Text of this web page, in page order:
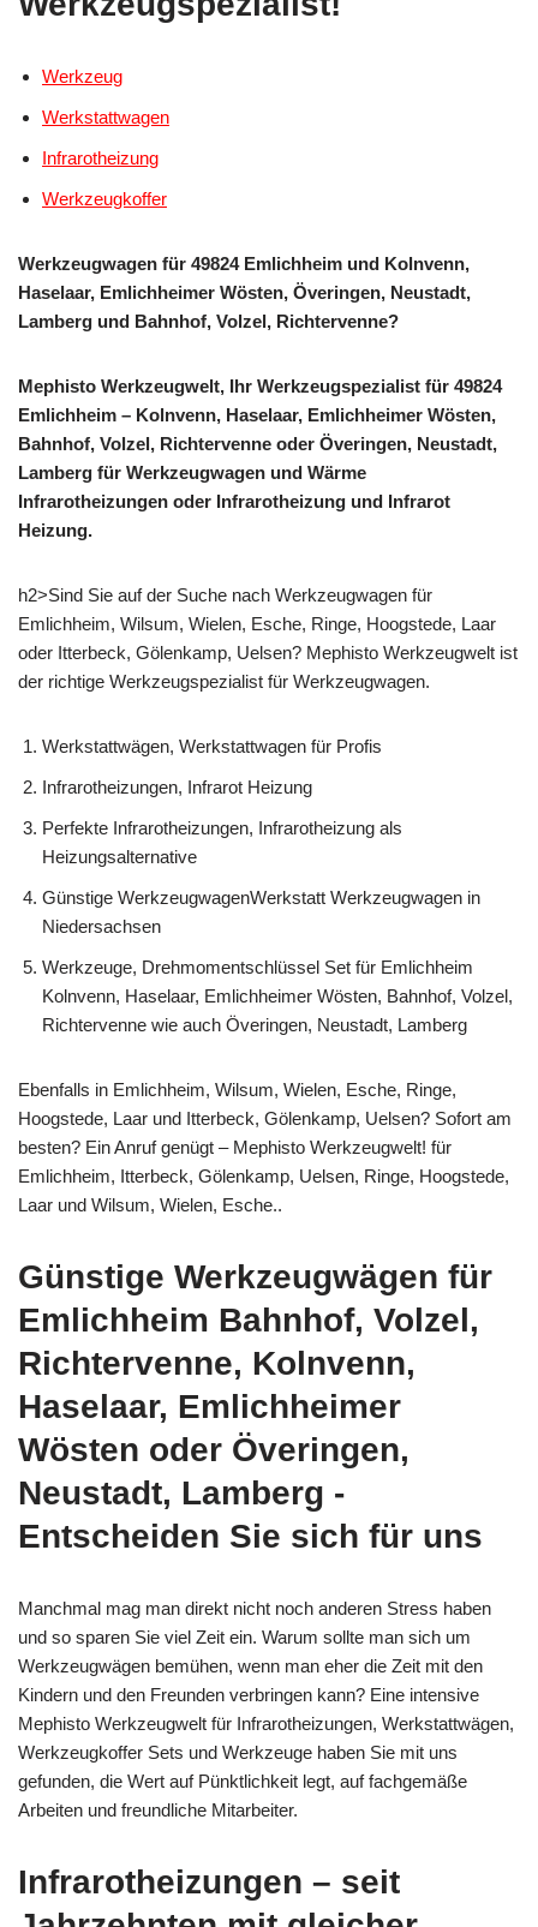
Werkzeug
Werkstattwagen
Infrarotheizung
Werkzeugkoffer
Werkzeugwagen für 49824 Emlichheim und Kolnvenn,
Haselaar, Emlichheimer Wösten, Överingen, Neustadt,
Lamberg und Bahnhof, Volzel, Richtervenne?
Mephisto Werkzeugwelt, Ihr Werkzeugspezialist für 49824
Emlichheim – Kolnvenn, Haselaar, Emlichheimer Wösten,
Bahnhof, Volzel, Richtervenne oder Överingen, Neustadt,
Lamberg für Werkzeugwagen und Wärme
Infrarotheizungen oder Infrarotheizung und Infrarot
Heizung.
h2>Sind Sie auf der Suche nach Werkzeugwagen für
Emlichheim, Wilsum, Wielen, Esche, Ringe, Hoogstede, Laar
oder Itterbeck, Gölenkamp, Uelsen? Mephisto Werkzeugwelt ist
der richtige Werkzeugspezialist für Werkzeugwagen.
Werkstattwägen, Werkstattwagen für Profis
Infrarotheizungen, Infrarot Heizung
Perfekte Infrarotheizungen, Infrarotheizung als
Heizungsalternative
Günstige WerkzeugwagenWerkstatt Werkzeugwagen in
Niedersachsen
Werkzeuge, Drehmomentschlüssel Set für Emlichheim
Kolnvenn, Haselaar, Emlichheimer Wösten, Bahnhof, Volzel,
Richtervenne wie auch Överingen, Neustadt, Lamberg
Ebenfalls in Emlichheim, Wilsum, Wielen, Esche, Ringe,
Hoogstede, Laar und Itterbeck, Gölenkamp, Uelsen? Sofort am
besten? Ein Anruf genügt – Mephisto Werkzeugwelt! für
Emlichheim, Itterbeck, Gölenkamp, Uelsen, Ringe, Hoogstede,
Laar und Wilsum, Wielen, Esche..
Günstige Werkzeugwägen für
Emlichheim Bahnhof, Volzel,
Richtervenne, Kolnvenn,
Haselaar, Emlichheimer
Wösten oder Överingen,
Neustadt, Lamberg -
Entscheiden Sie sich für uns
Manchmal mag man direkt nicht noch anderen Stress haben
und so sparen Sie viel Zeit ein. Warum sollte man sich um
Werkzeugwägen bemühen, wenn man eher die Zeit mit den
Kindern und den Freunden verbringen kann? Eine intensive
Mephisto Werkzeugwelt für Infrarotheizungen, Werkstattwägen,
Werkzeugkoffer Sets und Werkzeuge haben Sie mit uns
gefunden, die Wert auf Pünktlichkeit legt, auf fachgemäße
Arbeiten und freundliche Mitarbeiter.
Infrarotheizungen – seit